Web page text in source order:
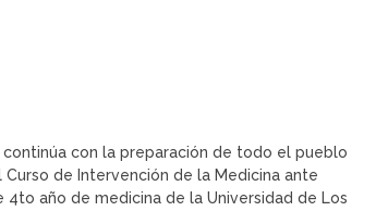
continúa con la preparación de todo el pueblo
de Intervención de la Medicina ante
año de medicina de la Universidad de Los